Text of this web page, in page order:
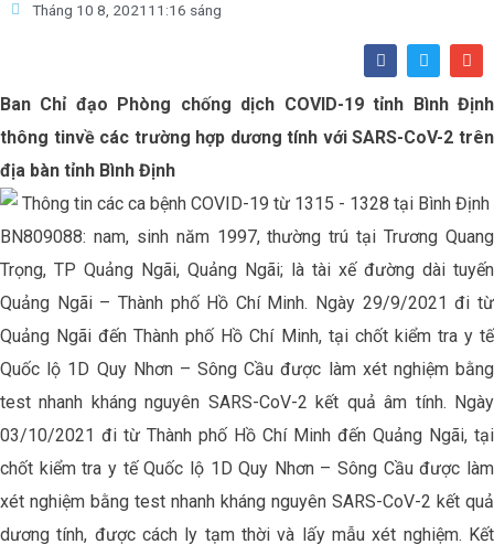
Tháng 10 8, 2021 11:16 sáng
F
a
c
e
b
o
o
T
w
i
t
t
e
r
E
n
v
e
l
o
p
Ban Chỉ đạo Phòng chống dịch COVID-19 tỉnh Bình Định
thông tinvề các trường hợp dương tính với SARS-CoV-2 trên
địa bàn tỉnh Bình Định
BN809088: nam, sinh năm 1997, thường trú tại Trương Quang
Trọng, TP Quảng Ngãi, Quảng Ngãi; là tài xế đường dài tuyến
Quảng Ngãi – Thành phố Hồ Chí Minh. Ngày 29/9/2021 đi từ
Quảng Ngãi đến Thành phố Hồ Chí Minh, tại chốt kiểm tra y tế
Quốc lộ 1D Quy Nhơn – Sông Cầu được làm xét nghiệm bằng
test nhanh kháng nguyên SARS-CoV-2 kết quả âm tính. Ngày
03/10/2021 đi từ Thành phố Hồ Chí Minh đến Quảng Ngãi, tại
chốt kiểm tra y tế Quốc lộ 1D Quy Nhơn – Sông Cầu được làm
xét nghiệm bằng test nhanh kháng nguyên SARS-CoV-2 kết quả
dương tính, được cách ly tạm thời và lấy mẫu xét nghiệm. Kết